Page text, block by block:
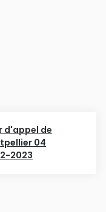
d'appel de
04
2023